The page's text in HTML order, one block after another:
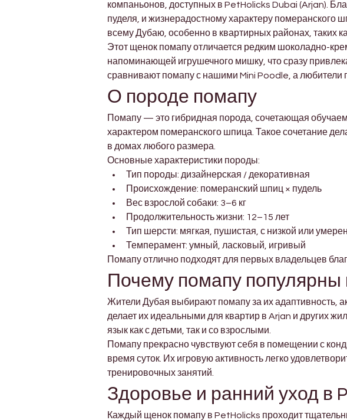
компаньонов, доступных в PetHolicks Dubai (Arjan).
пуделя, и жизнерадостному характеру
всему Дубаю, особенно в квартирных районах, таких
Этот щенок помапу отличается редким шоколадно-
напоминающей игрушечного мишку, что сразу
сравнивают помапу с нашими Mini Poodle, а любители
О породе помапу
Помапу — это гибридная порода, сочетающая
характером померанского шпица. Такое сочетание
в домах любого размера.
Основные характеристики породы:
Тип породы: дизайнерская / декоративная
Происхождение: померанский шпиц × пудель
Вес взрослой собаки: 3–6 кг
Продолжительность жизни: 12–15 лет
Тип шерсти: мягкая, пушистая, с низкой или
Темперамент: умный, ласковый, игривый
Помапу отлично подходят для первых владельцев
Почему помапу популярны
Жители Дубая выбирают помапу за их адаптивность,
делает их идеальными для квартир в Arjan и других
язык как с детьми, так и со взрослыми.
Помапу прекрасно чувствуют себя в помещении с
время суток. Их игровую активность легко
тренировочных занятий.
Здоровье и ранний уход в
Каждый щенок помапу в PetHolicks проходит